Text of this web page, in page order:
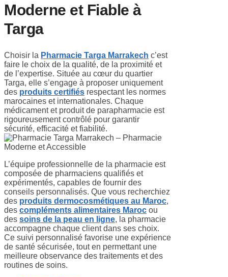
Moderne et Fiable à
Targa
Choisir la Pharmacie Targa Marrakech c’est
faire le choix de la qualité, de la proximité et
de l’expertise. Située au cœur du quartier
Targa, elle s’engage à proposer uniquement
des produits certifiés respectant les normes
marocaines et internationales. Chaque
médicament et produit de parapharmacie est
rigoureusement contrôlé pour garantir
sécurité, efficacité et fiabilité.
L’équipe professionnelle de la pharmacie est
composée de pharmaciens qualifiés et
expérimentés, capables de fournir des
conseils personnalisés. Que vous recherchiez
des produits dermocosmétiques au Maroc,
des compléments alimentaires Maroc ou
des soins de la peau en ligne, la pharmacie
accompagne chaque client dans ses choix.
Ce suivi personnalisé favorise une expérience
de santé sécurisée, tout en permettant une
meilleure observance des traitements et des
routines de soins.